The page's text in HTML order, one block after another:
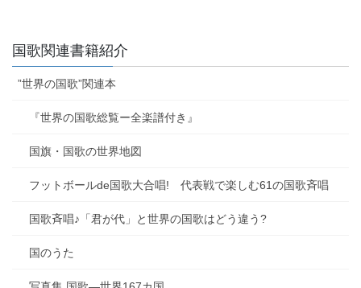
国歌関連書籍紹介
”世界の国歌”関連本
『世界の国歌総覧ー全楽譜付き』
国旗・国歌の世界地図
フットボールde国歌大合唱! 代表戦で楽しむ61の国歌斉唱
国歌斉唱♪「君が代」と世界の国歌はどう違う?
国のうた